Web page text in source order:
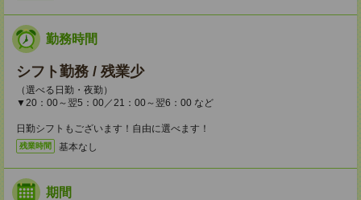
勤務時間
シフト勤務 / 残業少
（選べる日勤・夜勤）
▼20：00～翌5：00／21：00～翌6：00 など
日勤シフトもございます！自由に選べます！
残業時間 基本なし
期間